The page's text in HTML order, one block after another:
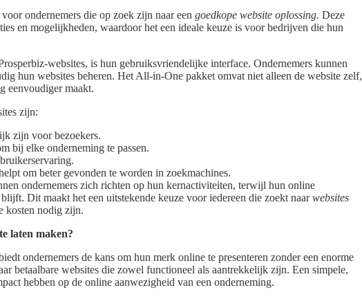
ondernemers die op zoek zijn naar een goedkope website oplossing. Deze
en mogelijkheden, waardoor het een ideale keuze is voor bedrijven die hun
websites, is hun gebruiksvriendelijke interface. Ondernemers kunnen
hun websites beheren. Het All-in-One pakket omvat niet alleen de website zelf,
eenvoudiger maakt.
zijn:
zijn voor bezoekers.
bij elke onderneming te passen.
om beter gevonden te worden in zoekmachines.
ondernemers zich richten op hun kernactiviteiten, terwijl hun online
Dit maakt het een uitstekende keuze voor iedereen die zoekt naarwebsites
kosten nodig zijn.
laten maken?
ondernemers de kans om hun merk online te presenteren zonder een enorme
betaalbare websites die zowel functioneel als aantrekkelijk zijn. Een simpele,
hebben op de online aanwezigheid van een onderneming.